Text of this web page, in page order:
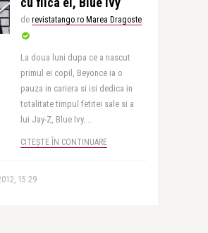
de revistatango.ro Marea Dragoste
La doua luni dupa ce a nascut
primul ei copil, Beyonce ia o
pauza in cariera si isi dedica in
totalitate timpul fetitei sale si a
lui Jay-Z, Blue Ivy. ..
CITEȘTE ÎN CONTINUARE
15:29